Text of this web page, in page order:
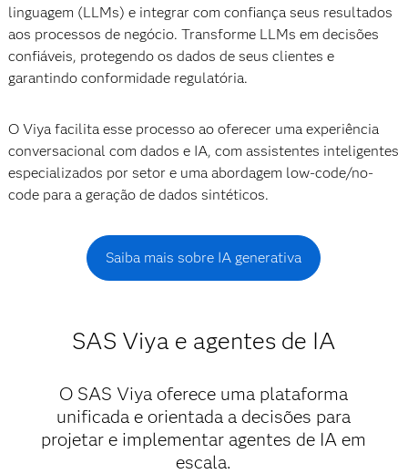
linguagem (LLMs) e integrar com confiança seus resultados
aos processos de negócio. Transforme LLMs em decisões
confiáveis, protegendo os dados de seus clientes e
garantindo conformidade regulatória.
O Viya facilita esse processo ao oferecer uma experiência
conversacional com dados e IA, com assistentes inteligentes
especializados por setor e uma abordagem low-code/no-
code para a geração de dados sintéticos.
Saiba mais sobre IA generativa
SAS Viya e agentes de IA
O SAS Viya oferece uma plataforma
unificada e orientada a decisões para
projetar e implementar agentes de IA em
escala.